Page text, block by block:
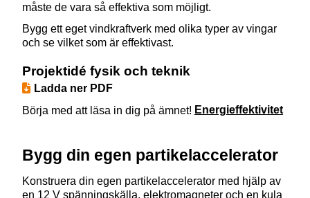
måste de vara så effektiva som möjligt.
Bygg ett eget vindkraftverk med olika typer av vingar
och se vilket som är effektivast.
Projektidé fysik och teknik
Ladda ner PDF
Börja med att läsa in dig på ämnet! Energieffektivitet
Bygg din egen partikelaccelerator
Konstruera din egen partikelaccelerator med hjälp av
en 12 V spänningskälla, elektromagneter och en kula